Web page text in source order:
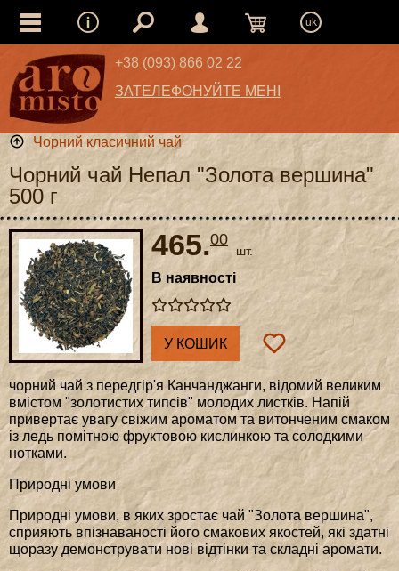
uk
+38 (093) 866 02 22
ЗАТЕЛЕФОНУЙТЕ МЕНІ
Чорний класичний чай
Чорний чай Непал "Золота вершина"
500 г
465.00
шт.
В наявності
У КОШИК
чорний чай з передгір'я Канчанджанги, відомий великим
вмістом "золотистих типсів" молодих листків. Напій
привертає увагу свіжим ароматом та витонченим смаком
із ледь помітною фруктовою кислинкою та солодкими
нотками.
Природні умови
Природні умови, в яких зростає чай "Золота вершина",
сприяють впізнаваності його смакових якостей, які здатні
щоразу демонструвати нові відтінки та складні аромати.